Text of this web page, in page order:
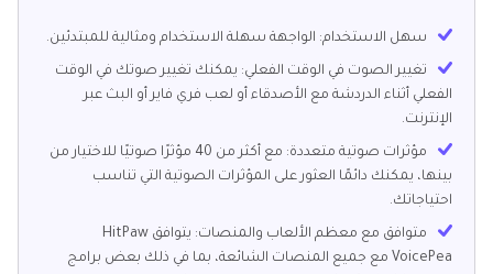
سهل الاستخدام: الواجهة سهلة الاستخدام ومثالية للمبتدئين.
تغيير الصوت في الوقت الفعلي: يمكنك تغيير صوتك في الوقت
الفعلي أثناء الدردشة مع الأصدقاء أو لعب فري فاير أو البث عبر
الإنترنت.
مؤثرات صوتية متعددة: مع أكثر من 40 مؤثرًا صوتيًا للاختيار من
بينها، يمكنك دائمًا العثور على المؤثرات الصوتية التي تناسب
احتياجاتك.
متوافق مع معظم الألعاب والمنصات: يتوافق HitPaw
VoicePea مع جميع المنصات الشائعة، بما في ذلك بعض برامج